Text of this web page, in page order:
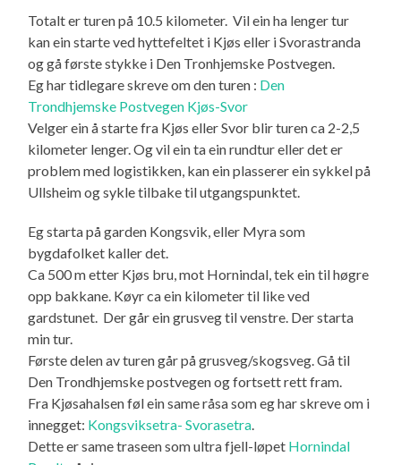
Totalt er turen på 10.5 kilometer. Vil ein ha lenger tur
kan ein starte ved hyttefeltet i Kjøs eller i Svorastranda
og gå første stykke i Den Tronhjemske Postvegen.
Eg har tidlegare skreve om den turen : Den
Trondhjemske Postvegen Kjøs-Svor
Velger ein å starte fra Kjøs eller Svor blir turen ca 2-2,5
kilometer lenger. Og vil ein ta ein rundtur eller det er
problem med logistikken, kan ein plasserer ein sykkel på
Ullsheim og sykle tilbake til utgangspunktet.
Eg starta på garden Kongsvik, eller Myra som
bygdafolket kaller det.
Ca 500 m etter Kjøs bru, mot Hornindal, tek ein til høgre
opp bakkane. Køyr ca ein kilometer til like ved
gardstunet. Der går ein grusveg til venstre. Der starta
min tur.
Første delen av turen går på grusveg/skogsveg. Gå til
Den Trondhjemske postvegen og fortsett rett fram.
Fra Kjøsahalsen føl ein same råsa som eg har skreve om i
innegget: Kongsviksetra- Svorasetra.
Dette er same traseen som ultra fjell-løpet Hornindal